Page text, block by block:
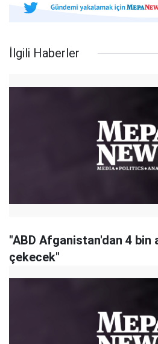
İlgili Haberler
"ABD Afganistan'dan 4 bin
çekecek"